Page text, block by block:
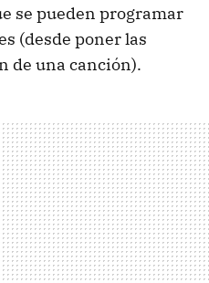
se pueden programar
(desde poner las
de una canción).